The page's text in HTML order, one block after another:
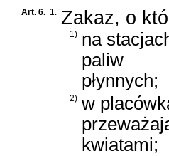
Art. 6. 1. Zakaz, o
1) na
paliw
płynnych;
2) w
kwiatami;